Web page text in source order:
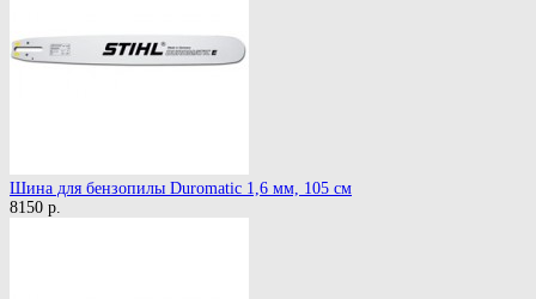
Шина для бензопилы Duromatic 1,6 мм, 105 см
8150 р.